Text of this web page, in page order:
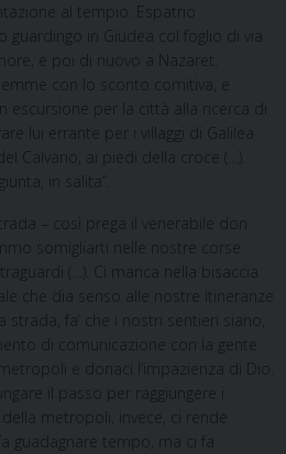
al tempio. Espatrio
guardingo in Giudea col foglio di via
e poi di nuovo a Nazaret.
con lo sconto comitiva, e
per la città alla ricerca di
lui errante per i villaggi di Galilea
Calvario, ai piedi della croce (…).
in salita”.
– così prega il venerabile don
somigliarti nelle nostre corse
(…). Ci manca nella bisaccia
che dia senso alle nostre itineranze
strada, fa’ che i nostri sentieri siano,
di comunicazione con la gente
e donaci l’impazienza di Dio.
il passo per raggiungere i
metropoli, invece, ci rende
guadagnare tempo, ma ci fa